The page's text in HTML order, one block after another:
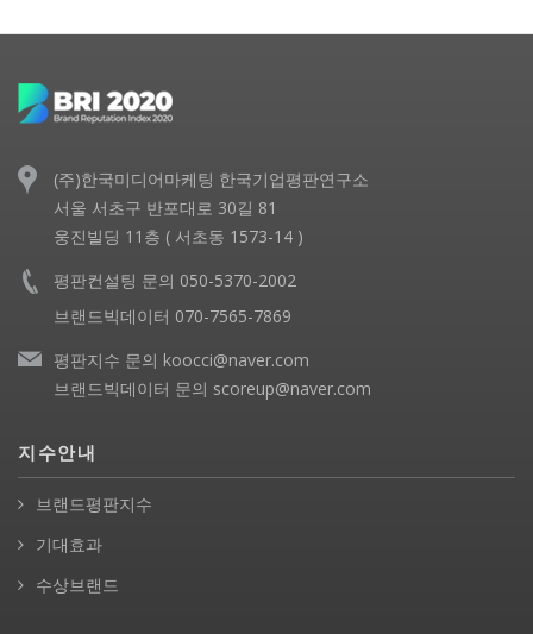
(주)한국미디어마케팅 한국기업평판연구소
서울 서초구 반포대로 30길 81
웅진빌딩 11층 ( 서초동 1573-14 )
평판컨설팅 문의 050-5370-2002
브랜드빅데이터 070-7565-7869
평판지수 문의 koocci@naver.com
브랜드빅데이터 문의 scoreup@naver.com
지수안내
브랜드평판지수
기대효과
수상브랜드